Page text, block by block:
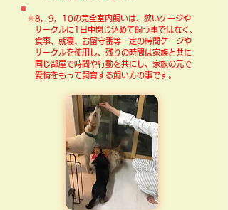
※8，9，10の完全室内飼いは、狭いケージや
サークルに1日中閉じ込めて飼う事ではなく、
食事、就寝、お留守番等一定の時間ケージや
サークルを使用し、残りの時間は家族と共に
同じ部屋で時間や行動を共にし、家族の元で
愛情をもって飼育する飼い方の事です。